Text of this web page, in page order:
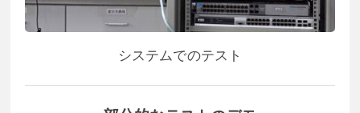
システムでのテスト